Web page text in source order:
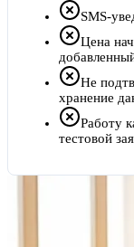
SMS-
Цена
Не
хранение
Работу
тестовой